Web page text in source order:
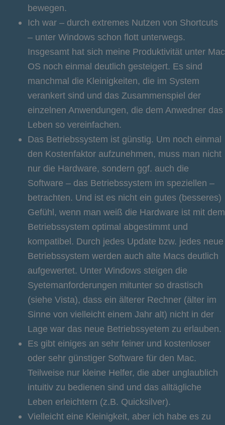
bewegen.
Ich war – durch extremes Nutzen von Shortcuts
– unter Windows schon flott unterwegs.
Insgesamt hat sich meine Produktivität unter Mac
OS noch einmal deutlich gesteigert. Es sind
manchmal die Kleinigkeiten, die im System
verankert sind und das Zusammenspiel der
einzelnen Anwendungen, die dem Anwedner das
Leben so vereinfachen.
Das Betriebssystem ist günstig. Um noch einmal
den Kostenfaktor aufzunehmen, muss man nicht
nur die Hardware, sondern ggf. auch die
Software – das Betriebssystem im speziellen –
betrachten. Und ist es nicht ein gutes (besseres)
Gefühl, wenn man weiß die Hardware ist mit dem
Betriebssystem optimal abgestimmt und
kompatibel. Durch jedes Update bzw. jedes neue
Betriebssystem werden auch alte Macs deutlich
aufgewertet. Unter Windows steigen die
Syetemanforderungen mitunter so drastisch
(siehe Vista), dass ein älterer Rechner (älter im
Sinne von vielleicht einem Jahr alt) nicht in der
Lage war das neue Betriebssyetem zu erlauben.
Es gibt einiges an sehr feiner und kostenloser
oder sehr günstiger Software für den Mac.
Teilweise nur kleine Helfer, die aber unglaublich
intuitiv zu bedienen sind und das alltägliche
Leben erleichtern (z.B. Quicksilver).
Vielleicht eine Kleinigkeit, aber ich habe es zu